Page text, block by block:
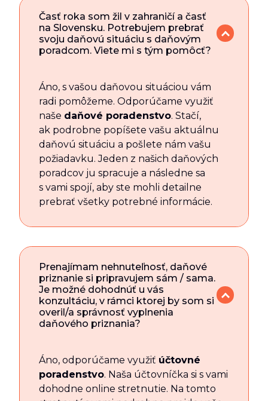
Časť roka som žil v zahraničí a časť
na Slovensku. Potrebujem prebrať
svoju daňovú situáciu s daňovým
poradcom. Viete mi s tým pomôcť?
Áno, s vašou daňovou situáciou vám
radi pomôžeme. Odporúčame využiť
naše daňové poradenstvo. Stačí,
ak podrobne popíšete vašu aktuálnu
daňovú situáciu a pošlete nám vašu
požiadavku. Jeden z našich daňových
poradcov ju spracuje a následne sa
s vami spojí, aby ste mohli detailne
prebrať všetky potrebné informácie.
Prenajímam nehnuteľnosť, daňové
priznanie si pripravujem sám / sama.
Je možné dohodnúť u vás
konzultáciu, v rámci ktorej by som si
overil/a správnosť vyplnenia
daňového priznania?
Áno, odporúčame využiť účtovné
poradenstvo. Naša účtovníčka si s vami
dohodne online stretnutie. Na tomto